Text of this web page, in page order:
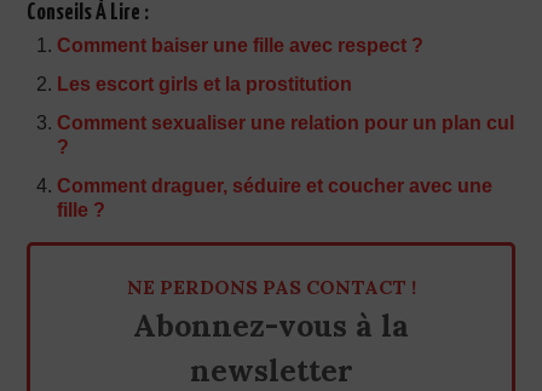
Conseils À Lire :
Comment baiser une fille avec respect ?
Les escort girls et la prostitution
Comment sexualiser une relation pour un plan cul
?
Comment draguer, séduire et coucher avec une
fille ?
NE PERDONS PAS CONTACT !
Abonnez-vous à la
newsletter